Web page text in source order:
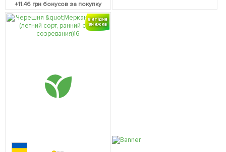
+11.46грн бонусов за покупку
вигідна
знижка